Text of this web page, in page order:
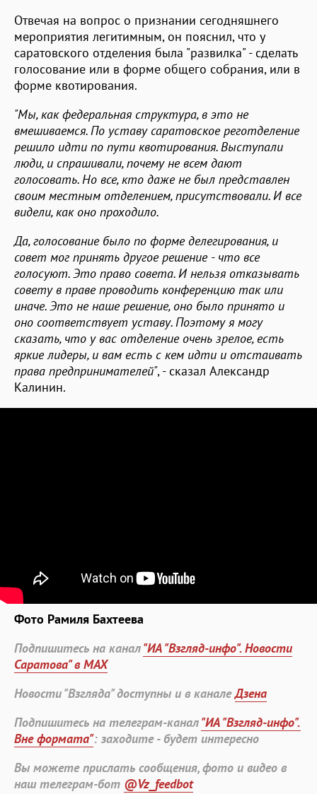
Отвечая на вопрос о признании сегодняшнего
мероприятия легитимным, он пояснил, что у
саратовского отделения была "развилка" - сделать
голосование или в форме общего собрания, или в
форме квотирования.
"Мы, как федеральная структура, в это не
вмешиваемся. По уставу саратовское реготделение
решило идти по пути квотирования. Выступали
люди, и спрашивали, почему не всем дают
голосовать. Но все, кто даже не был представлен
своим местным отделением, присутствовали. И все
видели, как оно проходило.
Да, голосование было по форме делегирования, и
совет мог принять другое решение - что все
голосуют. Это право совета. И нельзя отказывать
совету в праве проводить конференцию так или
иначе. Это не наше решение, оно было принято и
оно соответствует уставу. Поэтому я могу
сказать, что у вас отделение очень зрелое, есть
яркие лидеры, и вам есть с кем идти и отстаивать
права предпринимателей", - сказал Александр
Калинин.
Фото Рамиля Бахтеева
Подпишитесь на канал"ИА "Взгляд-инфо". Новости
Саратова" в MAX
Новости "Взгляда" доступны и в каналеДзена
Подпишитесь на телеграм-канал"ИА "Взгляд-инфо".
Вне формата": заходите - будет интересно
Вы можете прислать сообщения, фото и видео в
наш телеграм-бот @Vz_feedbot